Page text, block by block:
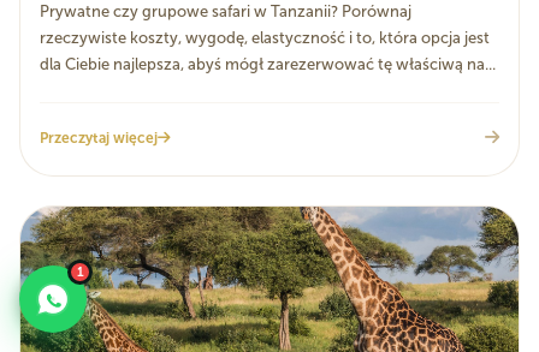
Prywatne czy grupowe safari w Tanzanii? Porównaj
rzeczywiste koszty, wygodę, elastyczność i to, która opcja jest
dla Ciebie najlepsza, abyś mógł zarezerwować tę właściwą na...
Przeczytaj więcej
1